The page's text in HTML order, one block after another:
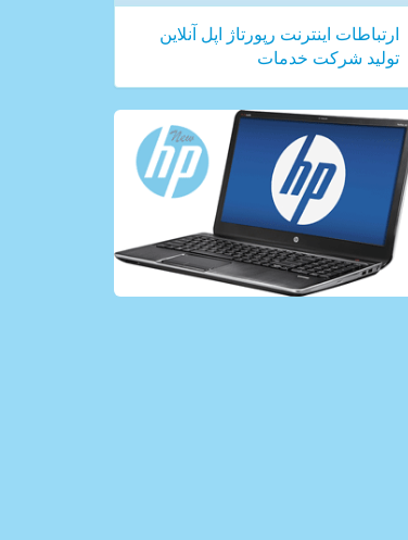
ارتباطات اینترنت رپورتاژ اپل آنلاین
تولید شركت خدمات